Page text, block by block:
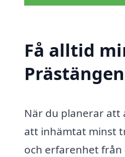
Få alltid
Prästängen
När du planerar att
att inhämtat minst
och erfarenhet